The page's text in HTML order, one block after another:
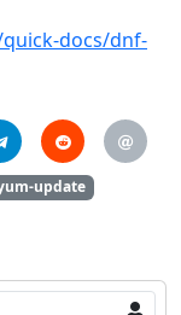
docs/dnf-
update